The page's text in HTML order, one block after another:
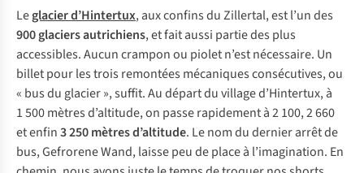
Leglacier d’Hintertux, aux confins du Zillertal, est l’un des
900 glaciers autrichiens, et fait aussi partie des plus
accessibles. Aucun crampon ou piolet n’est nécessaire. Un
billet pour les trois remontées mécaniques consécutives, ou
« bus du glacier », suffit. Au départ du village d’Hintertux, à
1 500 mètres d’altitude, on passe rapidement à 2 100, 2 660
et enfin3 250 mètres d’altitude. Le nom du dernier arrêt de
bus,Gefrorene Wand, laisse peu de place à l’imagination. En